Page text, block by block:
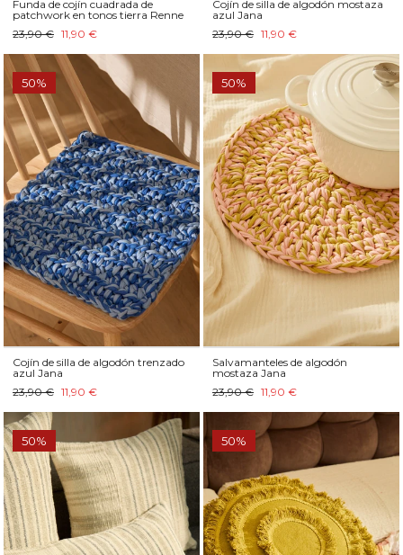
Funda de cojín cuadrada de
patchwork en tonos tierra Renne
23,90 € 11,90 €
Cojín de silla de algodón mostaza
azul Jana
23,90 € 11,90 €
50%
Cojín de silla de algodón trenzado
azul Jana
23,90 € 11,90 €
50%
Salvamanteles de algodón
mostaza Jana
23,90 € 11,90 €
50% 50%